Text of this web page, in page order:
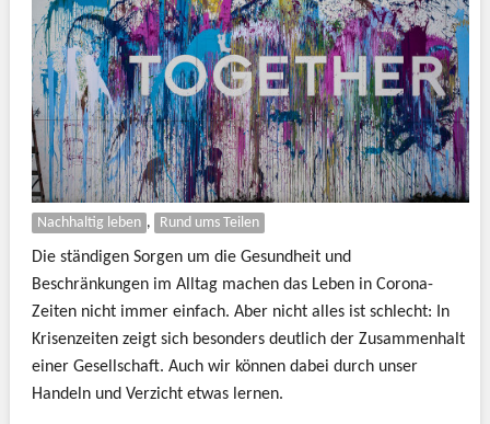
Nachhaltig leben , Rund ums Teilen
Die ständigen Sorgen um die Gesundheit und
Beschränkungen im Alltag machen das Leben in Corona-
Zeiten nicht immer einfach. Aber nicht alles ist schlecht: In
Krisenzeiten zeigt sich besonders deutlich der Zusammenhalt
einer Gesellschaft. Auch wir können dabei durch unser
Handeln und Verzicht etwas lernen.